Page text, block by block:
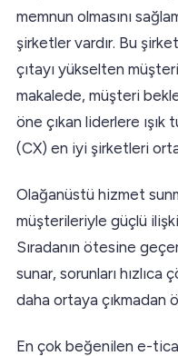
memnun olmasını
şirketler vardır. Bu
çıtayı yükselten
makalede, müşteri
öne çıkan liderlere
(CX) en iyi şirketleri
Olağanüstü hizmet
müşterileriyle güçlü
Sıradanın ötesine
sunar, sorunları hızlıca
daha ortaya çıkmadan
En çok beğenilen e-